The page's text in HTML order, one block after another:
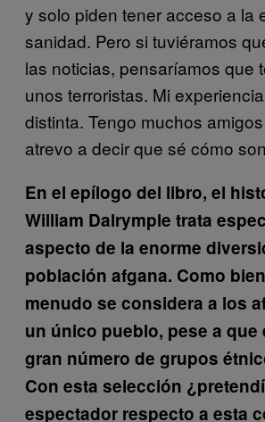
y solo piden tener acceso a la
sanidad. Pero si tuviéramos
las noticias, pensaríamos que
unos terroristas. Mi
distinta. Tengo muchos
atrevo a decir que sé cómo
En el epílogo del libro, el
William Dalrymple trata
aspecto de la enorme
población afgana. Como
menudo se considera a los
un único pueblo, pese a que
gran número de grupos
Con esta selección
espectador respecto a esta